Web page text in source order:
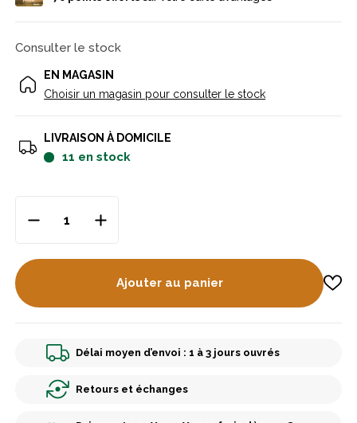
Consulter le stock
EN MAGASIN
Choisir un magasin pour consulter le stock
LIVRAISON À DOMICILE
11 en stock
Ajouter au panier
Délai moyen d’envoi : 1 à 3 jours ouvrés
Retours et échanges